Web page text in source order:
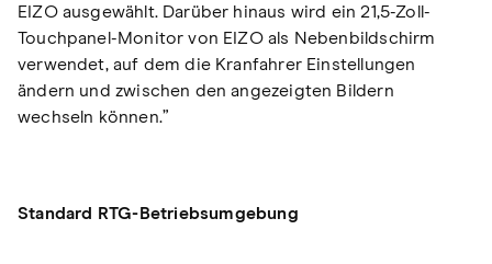
EIZO ausgewählt. Darüber hinaus wird ein 21,5-Zoll-
Touchpanel-Monitor von EIZO als Nebenbildschirm
verwendet, auf dem die Kranfahrer Einstellungen
ändern und zwischen den angezeigten Bildern
wechseln können.”
Standard RTG-Betriebsumgebung